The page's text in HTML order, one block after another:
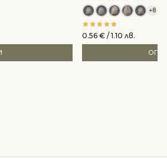
+8
0.56 € / 1.10 лв.